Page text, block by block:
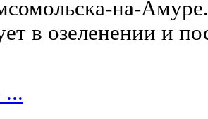
на-
в озеленении и
...